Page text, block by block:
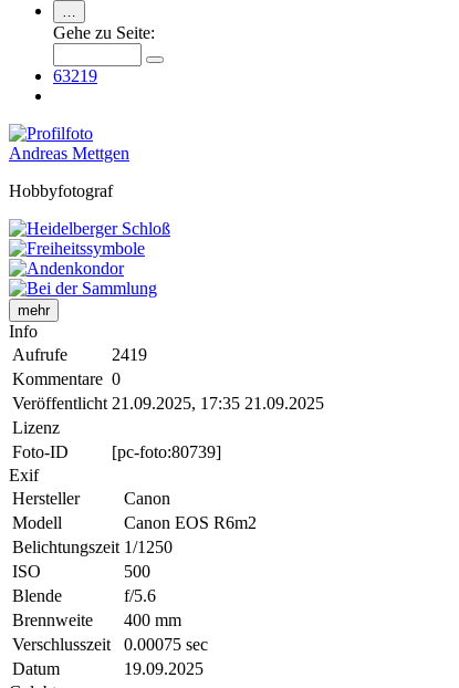
…
Gehe zu Seite:
63219
Andreas Mettgen
Hobbyfotograf
mehr
Info
Aufrufe
2419
Kommentare 0
Veröffentlicht 21.09.2025, 17:35 21.09.2025
Lizenz
Foto-ID
[pc-foto:80739]
Exif
Hersteller
Canon
Modell
Canon EOS R6m2
Belichtungszeit 1/1250
ISO
500
Blende
f/5.6
Brennweite
400 mm
Verschlusszeit
0.00075 sec
Datum
19.09.2025